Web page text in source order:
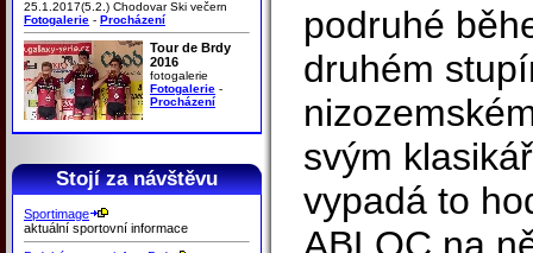
25.1.2017(5.2.) Chodovar Ski večern
Fotogalerie - Procházení
Tour de Brdy
2016
fotogalerie
Fotogalerie -
Procházení
Stojí za návštěvu
Sportimage
aktuální sportovní informace
podruhé
druhém
svým
vypadá to